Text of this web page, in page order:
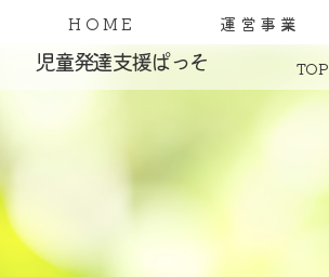
HOME 運営事業
児童発達支援ぱっそ TOP